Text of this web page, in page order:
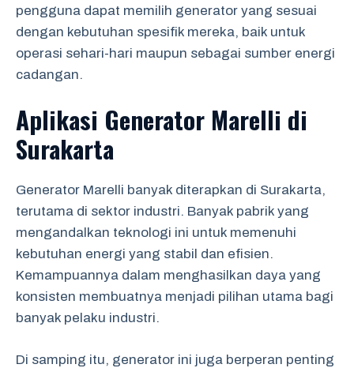
pengguna dapat memilih generator yang sesuai
dengan kebutuhan spesifik mereka, baik untuk
operasi sehari-hari maupun sebagai sumber energi
cadangan.
Aplikasi Generator Marelli di
Surakarta
Generator Marelli banyak diterapkan di Surakarta,
terutama di sektor industri. Banyak pabrik yang
mengandalkan teknologi ini untuk memenuhi
kebutuhan energi yang stabil dan efisien.
Kemampuannya dalam menghasilkan daya yang
konsisten membuatnya menjadi pilihan utama bagi
banyak pelaku industri.
Di samping itu, generator ini juga berperan penting